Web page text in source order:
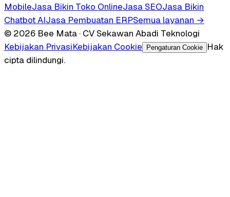
MobileJasa Bikin Toko OnlineJasa SEOJasa Bikin
Chatbot AIJasa Pembuatan ERPSemua layanan →
© 2026 Bee Mata · CV Sekawan Abadi Teknologi
Kebijakan PrivasiKebijakan Cookie Pengaturan Cookie
Hak
cipta dilindungi.